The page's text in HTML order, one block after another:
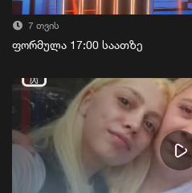
7 თვის
ფორმულა 17:00 საათზე